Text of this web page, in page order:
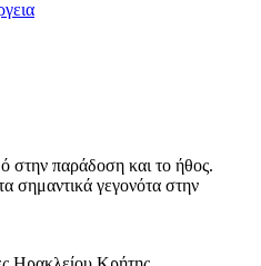
στην παράδοση και το ήθος.
σημαντικά γεγονότα στην